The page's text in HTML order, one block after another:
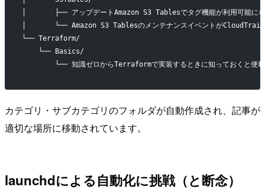
│       ├── アップデートAmazon S3 Tablesでタグ機能が利用可能に
│       └── Amazon S3 Tablesのメンテナンスイベントが
└── Terraform/
    └── Basics/
└── 知識ゼロからTerraformで実装するときに知っておくと便
カテゴリ・サブカテゴリのフォルダが自動作成され、記事が
適切な場所に移動されています。
launchdによる自動化に挑戦（と断念）